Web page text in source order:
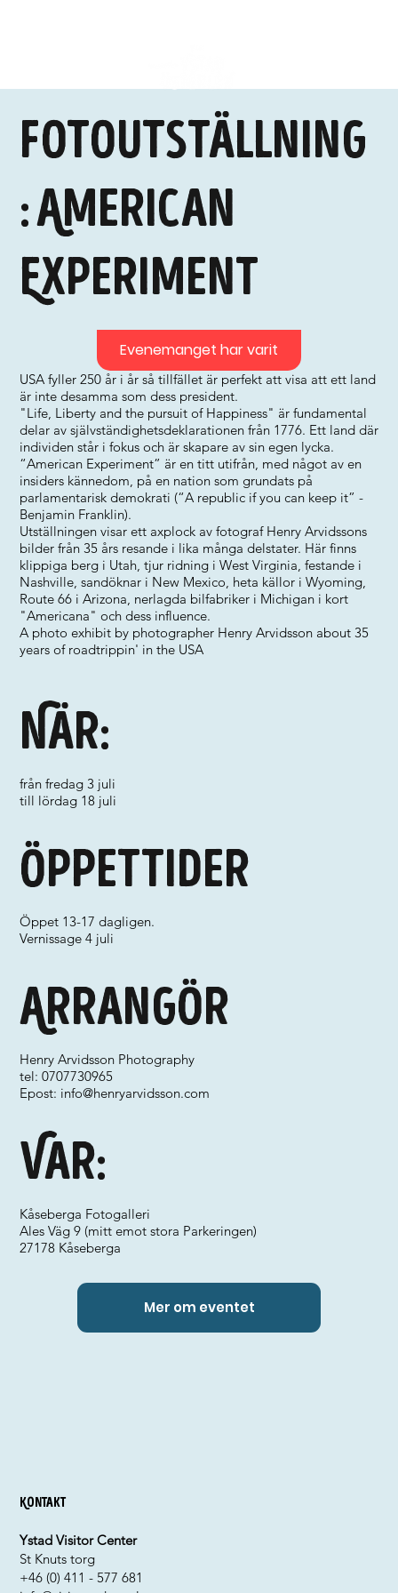
Fotoutställning
: American
Experiment
USA fyller 250 år i år så tillfället är perfekt att visa att ett land
är inte desamma som dess president.
"Life, Liberty and the pursuit of Happiness" är fundamental
delar av självständighetsdeklarationen från 1776. Ett land där
individen står i fokus och är skapare av sin egen lycka.
“American Experiment” är en titt utifrån, med något av en
insiders kännedom, på en nation som grundats på
parlamentarisk demokrati (“A republic if you can keep it” -
Benjamin Franklin).
Utställningen visar ett axplock av fotograf Henry Arvidssons
bilder från 35 års resande i lika många delstater. Här finns
klippiga berg i Utah, tjur ridning i West Virginia, festande i
Nashville, sandöknar i New Mexico, heta källor i Wyoming,
Route 66 i Arizona, nerlagda bilfabriker i Michigan i kort
"Americana" och dess influence.
A photo exhibit by photographer Henry Arvidsson about 35
years of roadtrippin' in the USA
När:
från fredag 3 juli
till lördag 18 juli
Var:
Arrangör
Henry Arvidsson Photography
tel: 0707730965
Epost: info@henryarvidsson.com
Kåseberga Fotogalleri
Ales Väg 9 (mitt emot stora Parkeringen)
27178 Kåseberga
Öppettider
Öppet 13-17 dagligen.
Vernissage 4 juli
Mer om eventet
Evenemanget har varit
Kontakt
Ystad Visitor Center
St Knuts torg
+46 (0) 411 - 577 681